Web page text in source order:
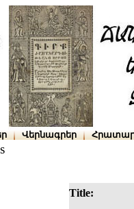
Վերնագրեր
Title: